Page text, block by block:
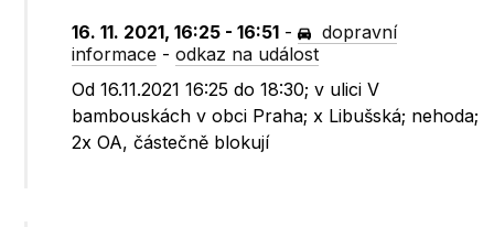
16. 11. 2021, 16:25 - 16:51 -
dopravní
informace -odkaz na událost
Od 16.11.2021 16:25 do 18:30; v ulici V
bambouskách v obci Praha; x Libušská; nehoda;
2x OA, částečně blokují